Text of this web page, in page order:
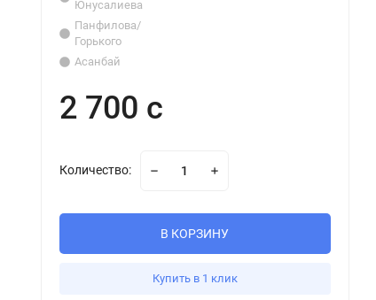
Юнусалиева
Панфилова/
Горького
Асанбай
2 700 с
Количество:
В КОРЗИНУ
Купить в 1 клик